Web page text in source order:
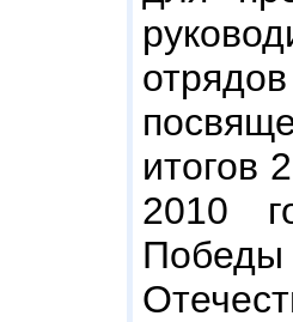
итогов
2010